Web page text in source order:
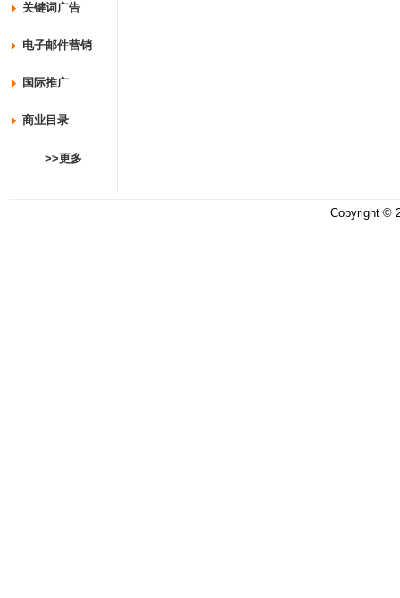
关键词广告
电子邮件营销
国际推广
商业目录
>>更多
Copyright ©